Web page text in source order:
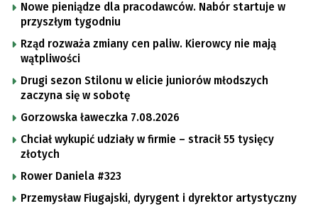
Nowe pieniądze dla pracodawców. Nabór startuje w
przyszłym tygodniu
Rząd rozważa zmiany cen paliw. Kierowcy nie mają
wątpliwości
Drugi sezon Stilonu w elicie juniorów młodszych
zaczyna się w sobotę
Gorzowska ławeczka 7.08.2026
Chciał wykupić udziały w firmie – stracił 55 tysięcy
złotych
Rower Daniela #323
Przemysław Fiugajski, dyrygent i dyrektor artystyczny